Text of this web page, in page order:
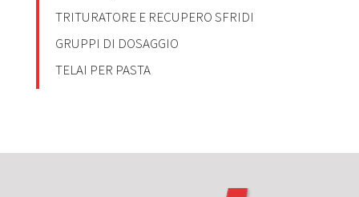
TRITURATORE E RECUPERO SFRIDI
GRUPPI DI DOSAGGIO
TELAI PER PASTA